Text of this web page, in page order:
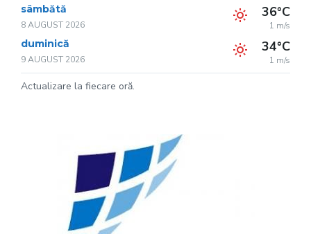
sâmbătă
8 AUGUST 2026
36°C
1 m/s
duminică
9 AUGUST 2026
34°C
1 m/s
Actualizare la fiecare oră.